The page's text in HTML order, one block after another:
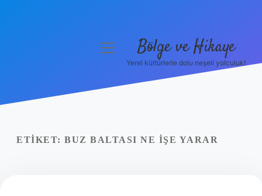
Yasal Uyarı
menüyü
Bölge ve Hikaye
Yerel kültürlerle dolu neşeli yolculuk!
ETIKET: BUZ BALTASI NE IŞE YARAR